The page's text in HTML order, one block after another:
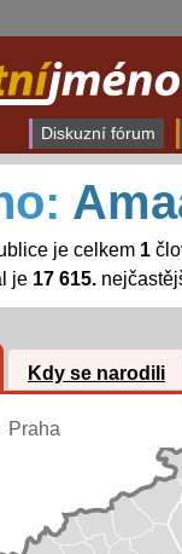
Diskuzní fórum
je celkem 1
je 17 615.
Kdy se narodili
Praha